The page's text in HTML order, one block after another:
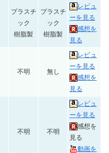
プラスチ
ック
樹脂製
プラスチ
ック
樹脂製
レビュ
ーを見る
感想を
見る
不明 無し
レビュ
ーを見る
感想を
見る
不明 不明
レビュ
ーを見る
感想を
見る
動画を